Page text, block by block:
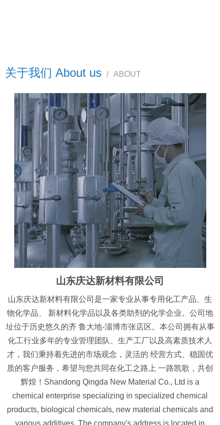
关于我们 About us / ABOUT
山东庆达新材料有限公司
山东庆达新材料有限公司是一家专业从事专用化工产品、生
物化学品、 新材料化学品以及各类助剂的化学企业。公司地
址位于历史悠久的齐 鲁大地-淄博市张店区。本公司拥有从事
化工行业多年的专业管理团队、生产工厂以及高素质技术人
才，我们秉持着先进的市场观念，灵活的 经营方式、稳固优
质的客户服务，希望与您共同在化工之路上 一路凯歌，共创
辉煌！Shandong Qingda New Material Co., Ltd is a
chemical enterprise specializing in specialized chemical
products, biological chemicals, new material chemicals and